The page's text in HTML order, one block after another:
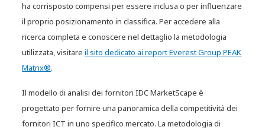
ha corrisposto compensi per essere inclusa o per influenzare
il proprio posizionamento in classifica. Per accedere alla
ricerca completa e conoscere nel dettaglio la metodologia
utilizzata, visitareil sito dedicato ai report Everest Group PEAK
Matrix®.
Il modello di analisi dei fornitori IDC MarketScape è
progettato per fornire una panoramica della competitività dei
fornitori ICT in uno specifico mercato. La metodologia di